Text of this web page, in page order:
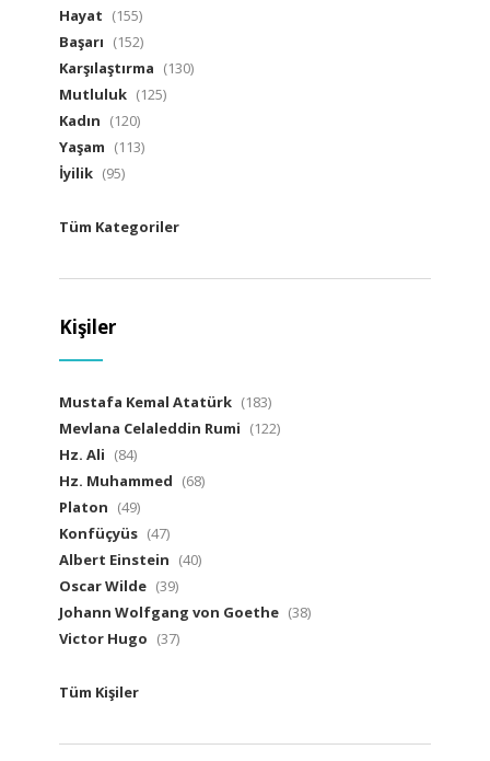
Hayat (155)
Başarı (152)
Karşılaştırma (130)
Mutluluk (125)
Kadın (120)
Yaşam (113)
İyilik (95)
Tüm Kategoriler
Kişiler
Mustafa Kemal Atatürk (183)
Mevlana Celaleddin Rumi (122)
Hz. Ali (84)
Hz. Muhammed (68)
Platon (49)
Konfüçyüs (47)
Albert Einstein (40)
Oscar Wilde (39)
Johann Wolfgang von Goethe (38)
Victor Hugo (37)
Tüm Kişiler